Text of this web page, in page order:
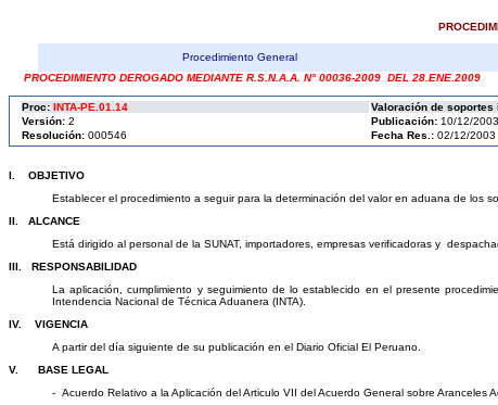
Procedimiento General
PROCEDIMIENTO DEROGADO MEDIANTE R.S.N.A.A. N° 00036-2009 DEL 28.ENE.2009
Proc: INTA-PE.01.14
Valoración de
Versión: 2 Publicación: 10/12/2003
Resolución: 000546 Fecha Res.: 02/12/2003
I. OBJETIVO
Establecer el procedimiento a seguir para la determinación del valor en aduana de los
II. ALCANCE
Está dirigido al personal de la SUNAT, importadores, empresas verificadoras y
III. RESPONSABILIDAD
La aplicación, cumplimiento y seguimiento de lo establecido en el presente
Intendencia Nacional de Técnica Aduanera (INTA).
IV. VIGENCIA
A partir del día siguiente de su publicación en el Diario Oficial El Peruano.
V. BASE LEGAL
- Acuerdo Relativo a la Aplicación del Articulo VII del Acuerdo General sobre